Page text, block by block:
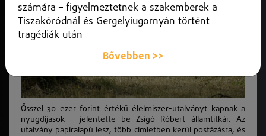
Ősszel 30 ezer forint értékű élelmiszer-utalványt kapnak a
nyugdíjasok – jelentette be Zsigó Róbert államtitkár. Az
utalvány papíralapú lesz, több címletben kerül postázásra, és
számára – figyelmeztetnek a szakemberek a
Tiszakóródnál és Gergelyiugornyán történt
tragédiák után
Bővebben >>